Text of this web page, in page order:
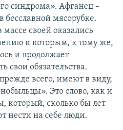
синдрома». Афганец –
мясорубке.
своей оказались
к которым, к тому же,
и продолжает
свои обязательства.
всего, имеют в виду,
Это слово, как и
который, сколько бы лет
нести на себе люди.